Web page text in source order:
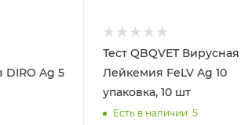
Ag 5
Тест QBQVET Вирусная
Лейкемия FeLV Ag 10
упаковка, 10 шт
Есть в наличии: 5